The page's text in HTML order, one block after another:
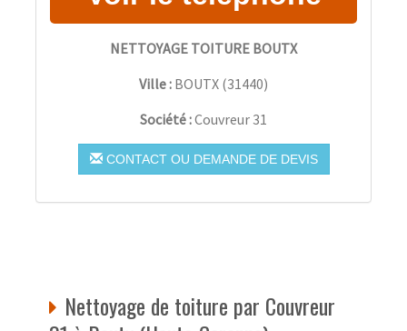
NETTOYAGE TOITURE BOUTX
Ville : BOUTX (31440)
Société :Couvreur 31
CONTACT OU DEMANDE DE DEVIS
Nettoyage de toiture par Couvreur